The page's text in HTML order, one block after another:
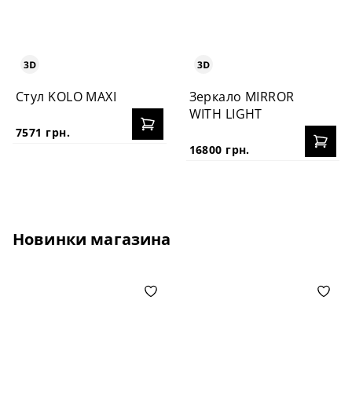
Стул KOLO MAXI
7571 грн.
Зеркало MIRROR
WITH LIGHT
16800 грн.
Новинки магазина